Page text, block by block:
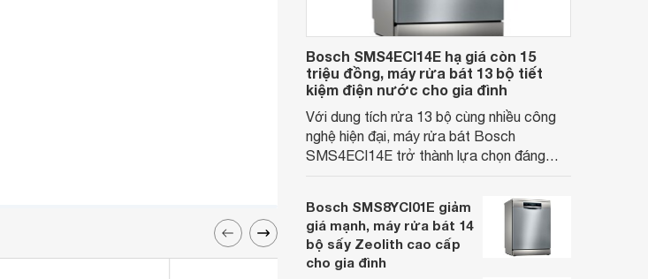
Bosch SMS4ECI14E hạ giá còn 15
triệu đồng, máy rửa bát 13 bộ tiết
kiệm điện nước cho gia đình
Với dung tích rửa 13 bộ cùng nhiều công
nghệ hiện đại, máy rửa bát Bosch
SMS4ECI14E trở thành lựa chọn đáng
chỉnh giảm sâu.
Bosch SMS8YCI01E giảm
giá mạnh, máy rửa bát 14
bộ sấy Zeolith cao cấp
cho gia đình